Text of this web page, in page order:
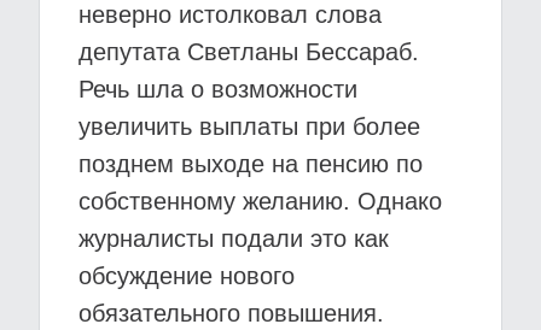
неверно истолковал слова
депутата Светланы Бессараб.
Речь шла о возможности
увеличить выплаты при более
позднем выходе на пенсию по
собственному желанию. Однако
журналисты подали это как
обсуждение нового
обязательного повышения.